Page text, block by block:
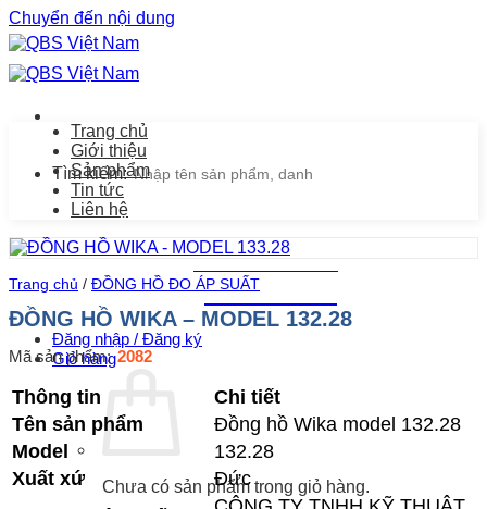
Chuyển đến nội dung
Tìm kiếm:
0939.487.487
Đăng nhập / Đăng ký
Giỏ hàng
Chưa có sản phẩm trong giỏ hàng.
Trang chủ
Giới thiệu
Sản phẩm
Tin tức
Liên hệ
Trang chủ / ĐỒNG HỒ ĐO ÁP SUẤT
ĐỒNG HỒ WIKA – MODEL 132.28
Mã sản phẩm: 2082
Thông tin
Chi tiết
Tên sản phẩm
Đồng hồ Wika model 132.28
Model
132.28
Xuất xứ
Đức